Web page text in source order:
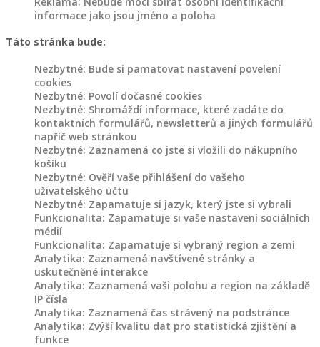
informace jako jsou jméno a poloha
Táto stránka bude:
Nezbytné: Bude si pamatovat nastavení povelení
cookies
Nezbytné: Povolí dočasné cookies
Nezbytné: Shromáždí informace, které zadáte do
kontaktních formulářů, newsletterů a jiných formulářů
napříč web stránkou
Nezbytné: Zaznamená co jste si vložili do nákupního
košíku
Nezbytné: Ověří vaše přihlášení do vašeho
uživatelského účtu
Nezbytné: Zapamatuje si jazyk, který jste si vybrali
Funkcionalita: Zapamatuje si vaše nastavení sociálních
médií
Funkcionalita: Zapamatuje si vybraný region a zemi
Analytika: Zaznamená navštívené stránky a
uskutečněné interakce
Analytika: Zaznamená vaši polohu a region na základě
IP čísla
Analytika: Zaznamená čas strávený na podstránce
Analytika: Zvýší kvalitu dat pro statistická zjištění a
funkce